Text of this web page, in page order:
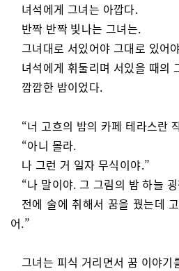
녀석에게 그녀는 아깝다.
반짝 반짝 빛나는 그녀는.
그녀대로 서있어야 그대로 있어
녀석에게 휘둘리며 서있을 때의
깜깜한 밤이었다.
“너 고흐의 밤의 카페 테라스란
“아니 몰라.
나 그런 거 일자 무식이야.”
“나 말이야. 그 그림의 밤 하늘
전에 술에 취해서 꿈을 꿨는데
어.”
그녀는 피식 거리면서 꿈 이야기